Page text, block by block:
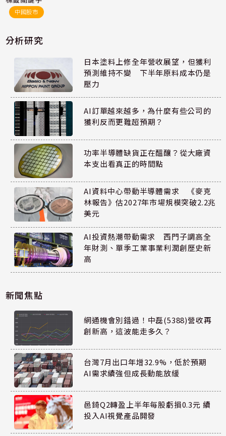
中國股市
分析研究
日本塗料上修全年營收展望，但獲利
預測維持不變 下半年原料成本仍是
壓力
AI訂單越來越多，為什麼有些公司的
獲利反而更難超預期？
功率半導體缺貨正在醞釀？從大廠資
本支出看真正的時間點
AI資料中心帶動半導體需求 《麥克
林報告》估2027年市場規模突破2.2兆
美元
AI投資熱潮帶動需求 西門子調高全
年財測、單季工業事業利潤創歷史新
高
新聞焦點
網通機會別錯過！中磊(5388)營收再
創新高，這波能走多久？
台灣7月出口年增32.9%，低於預期
AI需求續強但成長動能放緩
邑錡Q2轉盈上半年每股虧損0.3元 續
投入AI視覺產品開發